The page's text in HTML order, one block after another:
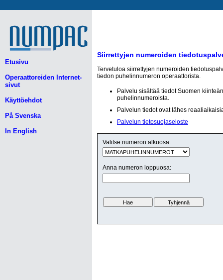
Etusivu
Operaattoreiden Internet-
sivut
Käyttöehdot
På Svenska
In English
Siirrettyjen numeroiden
Tervetuloa siirrettyjen numeroiden
tiedon puhelinnumeron operaattorista.
Palvelu sisältää tiedot Suomen
puhelinnumeroista.
Palvelun tiedot ovat lähes
Palvelun tietosuojaseloste
Valitse numeron alkuosa:
Anna numeron loppuosa: